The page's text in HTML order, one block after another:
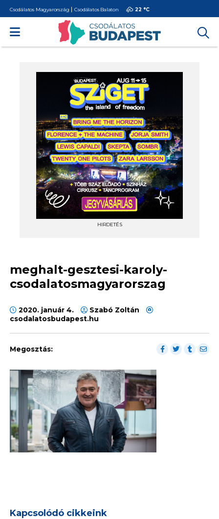
Csodálatos Magyarország Csodálatos Balaton 22 °C
HIRDETÉS
meghalt-gesztesi-karoly-
csodalatosmagyarorszag
2020. január 4.
Szabó Zoltán
csodalatosbudapest.hu
Megosztás:
Kapcsolódó cikkeink